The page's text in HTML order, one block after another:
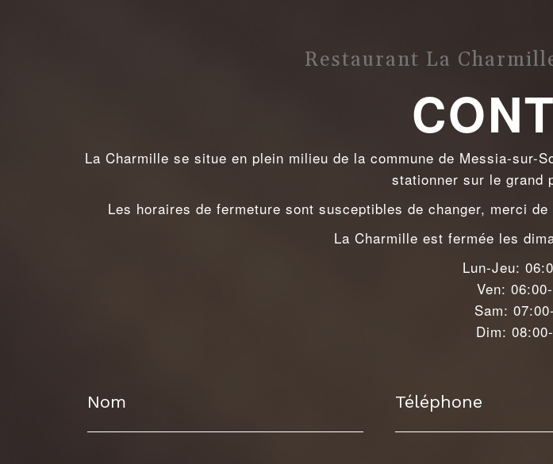
Restaurant La
La Charmille se situe en plein milieu de la commune de Messia-
stationner sur le grand
Les horaires de fermeture sont susceptibles de changer, merci
La Charmille est fermée les
Lun-Jeu:
Ven:
Sam:
Dim:
Nom Téléphone